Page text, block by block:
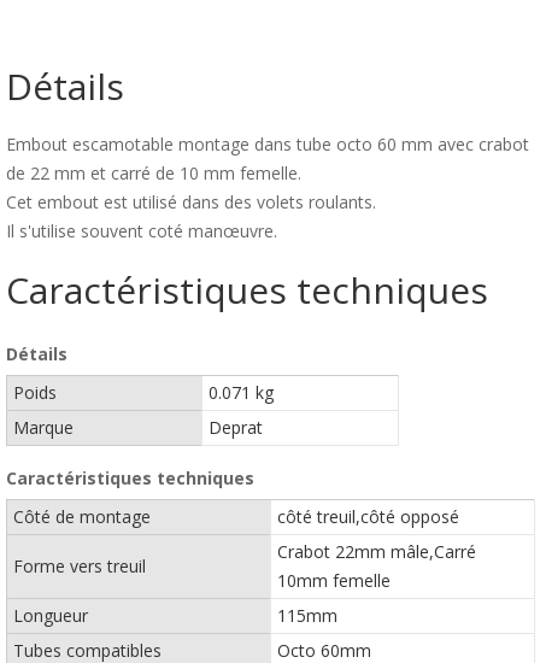
Détails
Embout escamotable montage dans tube octo 60 mm avec crabot
de 22 mm et carré de 10 mm femelle.
Cet embout est utilisé dans des volets roulants.
Il s'utilise souvent coté manœuvre.
Caractéristiques techniques
Détails
Poids
0.071 kg
Marque
Deprat
Caractéristiques techniques
Côté de montage
côté treuil,côté opposé
Forme vers treuil
Crabot 22mm mâle,Carré
10mm femelle
Longueur
115mm
Tubes compatibles
Octo 60mm